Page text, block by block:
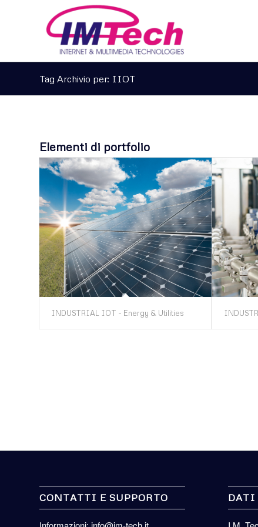
Tag Archivio per: IIOT
Elementi di portfolio
INDUSTRIAL IOT - Energy & Utilities
CONTATTI E SUPPORTO DATI